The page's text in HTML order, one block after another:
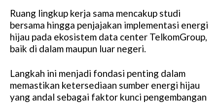
Ruang lingkup kerja sama mencakup studi
bersama hingga penjajakan implementasi energi
hijau pada ekosistem data center TelkomGroup,
baik di dalam maupun luar negeri.
Langkah ini menjadi fondasi penting dalam
memastikan ketersediaan sumber energi hijau
yang andal sebagai faktor kunci pengembangan